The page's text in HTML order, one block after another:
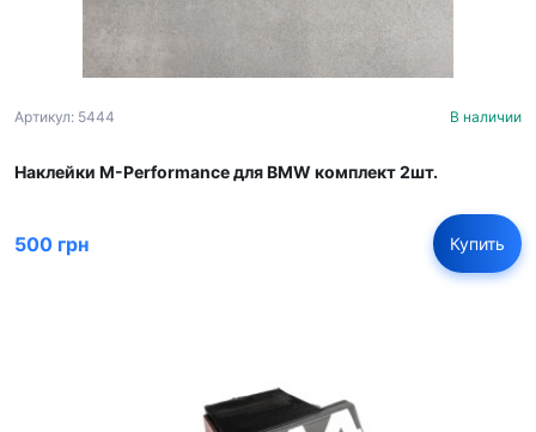
Артикул: 5444 В наличии
Наклейки M-Performance для BMW комплект 2шт.
500 грн Купить